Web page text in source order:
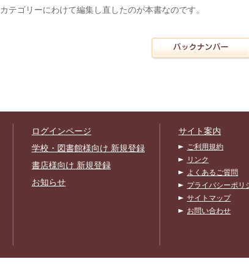
カテゴリーにわけて編集し直したのが本書なのです。
ログインページ
学校・図書館様向け 新規登録
書店様向け 新規登録
お知らせ
サイト案内
ご利用規約
リンク
よくあるご質問
プライバシーポリ
サイトマップ
お問い合わせ